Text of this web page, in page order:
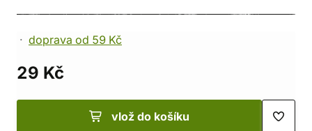
doprava od 59 Kč
29 Kč
vlož do košíku